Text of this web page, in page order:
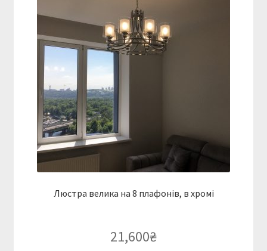
Люстра велика на 8 плафонів, в хромі
21,600₴